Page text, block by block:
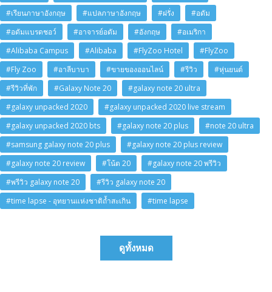
#เรียนภาษาอังกฤษ
#แปลภาษาอังกฤษ #ฝรั่ง
#อดัม
#อดัมแบรดชอว์
#อาจารย์อดัม #อังกฤษ
#อเมริกา
#Alibaba Campus
#Alibaba #FlyZoo Hotel
#FlyZoo
#Fly Zoo
#อาลีบาบา #ขายของออนไลน์ #รีวิว
#หุ่นยนต์
#รีวิวที่พัก
#Galaxy Note 20
#galaxy note 20 ultra
#galaxy unpacked 2020
#galaxy unpacked 2020 live stream
#galaxy unpacked 2020 bts
#galaxy note 20 plus
#note 20 ultra
#samsung galaxy note 20 plus
#galaxy note 20 plus review
#galaxy note 20 review
#โน้ต 20
#galaxy note 20 พรีวิว
#พรีวิว galaxy note 20
#รีวิว galaxy note 20
#time lapse - อุทยานแห่งชาติถ้ำสะเกิน
#time lapse
ดูทั้งหมด